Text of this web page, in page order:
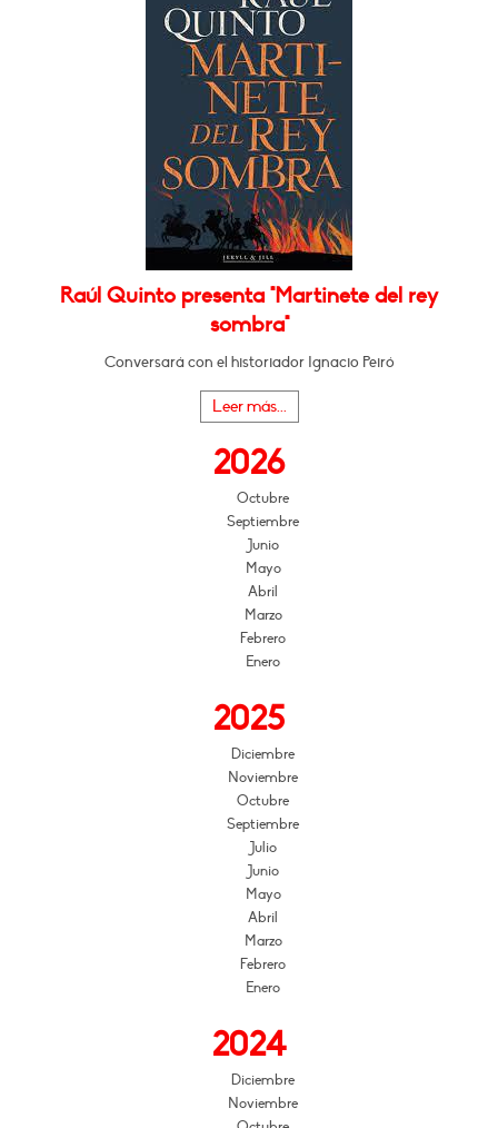
Raúl Quinto presenta "Martinete del rey
sombra"
Conversará con el historiador Ignacio Peiró
Leer más...
2026
Octubre
Septiembre
Junio
Mayo
Abril
Marzo
Febrero
Enero
2025
Diciembre
Noviembre
Octubre
Septiembre
Julio
Junio
Mayo
Abril
Marzo
Febrero
Enero
2024
Diciembre
Noviembre